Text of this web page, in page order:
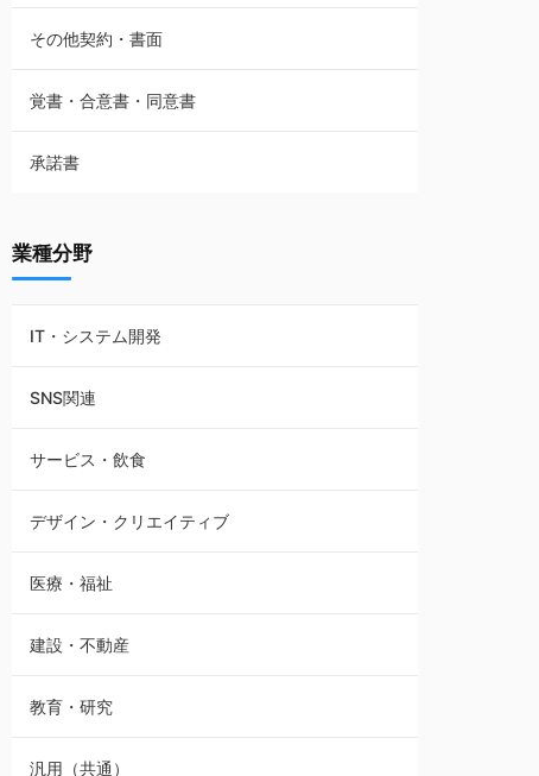
請負契約
フランチャイズ契約
賃貸借契約
その他契約・書面
覚書・合意書・同意書
承諾書
業種分野
IT・システム開発
SNS関連
サービス・飲食
デザイン・クリエイティブ
医療・福祉
建設・不動産
教育・研究
汎用（共通）